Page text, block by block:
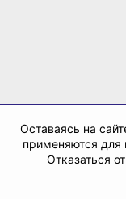
Оставаясь на
применяются для
Отказаться